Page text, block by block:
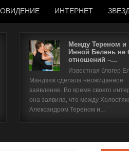
ИНТЕРНЕТ
Между Тереном и
Инной Белень не
отношений –...
Известная блогер
Мандзюк сделала неожиданное
заявление. Во время своего
она заявила, что между
Александром Тереном и...